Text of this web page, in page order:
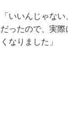
「いいんじゃな
だったので、実
くなりました」